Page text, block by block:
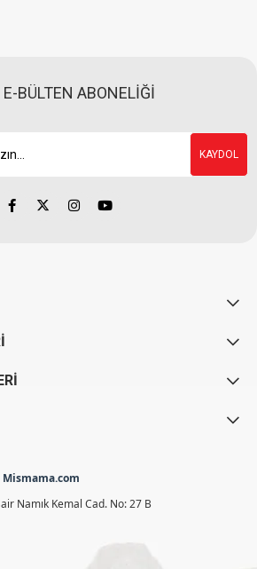
E-BÜLTEN ABONELİĞİ
KAYDOL
Mismama.com
Namık Kemal Cad. No: 27 B